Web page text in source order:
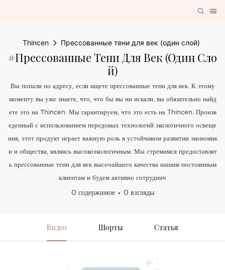
Thincen Прессованные тени для век (один слой)
#Прессованные Тени Для Век (один Сло
Й)
Вы попали по адресу, если ищете прессованные тени для век. К этому
моменту вы уже знаете, что, что бы вы ни искали, вы обязательно найд
ете это на Thincen. Мы гарантируем, что это есть на Thincen. Произв
еденный с использованием передовых технологий экологичного освеще
ния, этот продукт играет важную роль в устойчивом развитии экономик
и и общества, являясь высокоэкологичным. Мы стремимся предоставлят
ь прессованные тени для век высочайшего качества нашим постоянным
клиентам и будем активно сотруднич
0 содержимое 0 взгляды
Видео Шорты Статья